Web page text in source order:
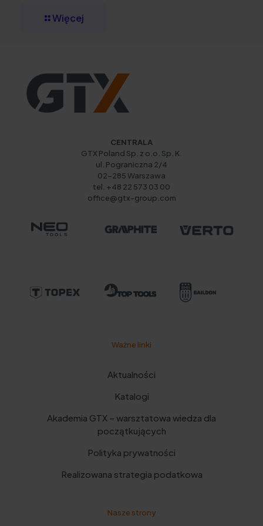
Więcej
CENTRALA
GTX Poland Sp. z o.o. Sp. K.
ul. Pograniczna 2/4
02-285 Warszawa
tel. +48 22 573 03 00
office@gtx-group.com
Ważne linki
Aktualności
Katalogi
Akademia GTX – warsztatowa wiedza dla
początkujących
Polityka prywatności
Realizowana strategia podatkowa
Nasze strony